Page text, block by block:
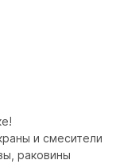
и смесители
раковины